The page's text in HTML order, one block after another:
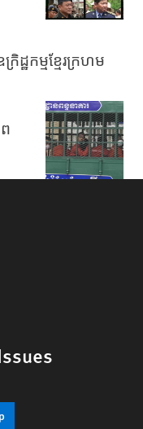
ដ្ឋកម្មខ្មែរក្រហម